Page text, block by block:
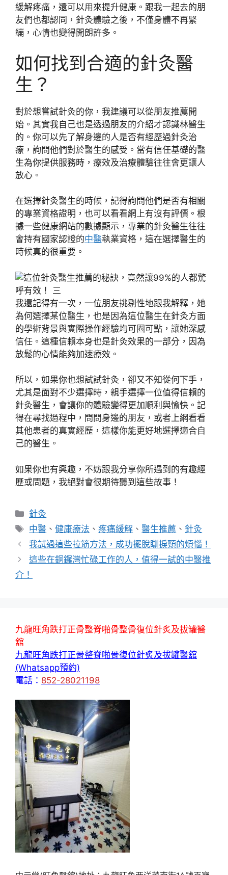
緩解疼痛，還可以用來提升健康。跟我一起去的朋
友們也都認同，針灸體驗之後，不僅身體不再緊
繃，心情也變得開朗許多。
如何找到合適的針灸醫
生？
對於想嘗試針灸的你，我建議可以從朋友推薦開
始。其實我自己也是透過朋友的介紹才認識林醫生
的。你可以先了解身邊的人是否有經歷過針灸治
療，詢問他們對於醫生的感受。當有信任基礎的醫
生為你提供服務時，療效及治療體驗往往會更讓人
放心。
在選擇針灸醫生的時候，記得詢問他們是否有相關
的專業資格證明，也可以看看網上有沒有評價。根
據一些健康網站的數據顯示，專業的針灸醫生往往
會持有國家認證的中醫執業資格，這在選擇醫生的
時候真的很重要。
我還記得有一次，一位朋友挑剔性地跟我解釋，她
為何選擇某位醫生，也是因為這位醫生在針灸方面
的學術背景與實際操作經驗均可圈可點，讓她深感
信任。這種信賴本身也是針灸效果的一部分，因為
放鬆的心情能夠加速療效。
所以，如果你也想試試針灸，卻又不知從何下手，
尤其是面對不少選擇時，親手選擇一位值得信賴的
針灸醫生，會讓你的體驗變得更加順利與愉快。記
得在尋找過程中，問問身邊的朋友，或者上網看看
其他患者的真實經歷，這樣你能更好地選擇適合自
己的醫生。
如果你也有興趣，不妨跟我分享你所遇到的有趣經
歷或問題，我絕對會很期待聽到這些故事！
分
類
針灸
標
籤
中醫 、健康療法 、疼痛緩解 、醫生推薦 、 針灸
我試過這些拉筋方法，成功擺脫瞓捩頸的煩惱！
這些在銅鑼灣忙碌工作的人，值得一試的中醫推
介！
九龍旺角跌打正骨整脊啪骨整骨復位針炙及拔罐醫
舘
九龍旺角跌打正骨整脊啪骨復位針炙及拔罐醫舘
(Whatsapp預約)
電話： 852-28021198